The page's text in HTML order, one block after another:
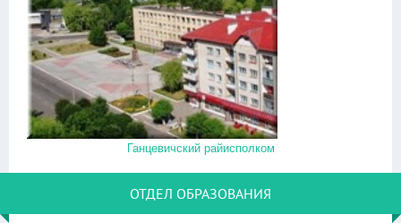
Ганцевичский райисполком
ОТДЕЛ ОБРАЗОВАНИЯ